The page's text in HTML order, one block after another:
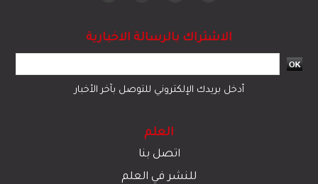
الاشتراك بالرسالة الاخبارية
أدخل بريدك الإلكتروني للتوصل بآخر الأخبار
العلم
اتصل بنا
للنشر في العلم